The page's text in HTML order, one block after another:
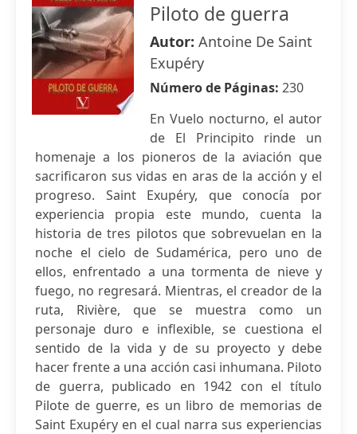
Piloto de guerra
Autor: Antoine De Saint
Exupéry
Número de Páginas: 230
En Vuelo nocturno, el autor
de El Principito rinde un
homenaje a los pioneros de la aviación que
sacrificaron sus vidas en aras de la acción y el
progreso. Saint Exupéry, que conocía por
experiencia propia este mundo, cuenta la
historia de tres pilotos que sobrevuelan en la
noche el cielo de Sudamérica, pero uno de
ellos, enfrentado a una tormenta de nieve y
fuego, no regresará. Mientras, el creador de la
ruta, Rivière, que se muestra como un
personaje duro e inflexible, se cuestiona el
sentido de la vida y de su proyecto y debe
hacer frente a una acción casi inhumana. Piloto
de guerra, publicado en 1942 con el título
Pilote de guerre, es un libro de memorias de
Saint Exupéry en el cual narra sus experiencias